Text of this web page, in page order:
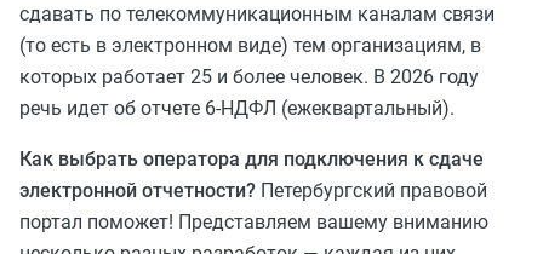
сдавать по телекоммуникационным каналам связи
(то есть в электронном виде) тем организациям, в
которых работает 25 и более человек. В 2026 году
речь идет об отчете 6-НДФЛ (ежеквартальный).
Как выбрать оператора для подключения к сдаче
электронной отчетности? Петербургский правовой
портал поможет! Представляем вашему вниманию